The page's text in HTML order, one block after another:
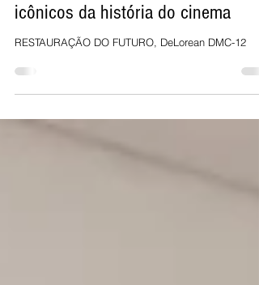
parafuso, um dos carros mais
icônicos da história do cinema
RESTAURAÇÃO DO FUTURO, DeLorean DMC-12